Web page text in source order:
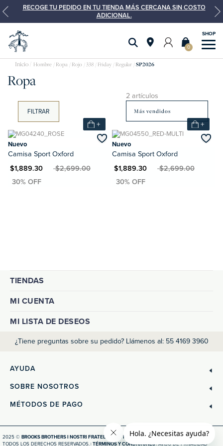
RECOGE TU PEDIDO EN TU TIENDA MÁS CERCANA SIN COSTO
ADICIONAL.
0
Hombre Ropa Rojo 338 Friday Regular SP2026
Ropa
FILTRAR
2 artículos
+
Nuevo
Camisa Sport Oxford
$1,889.30MXN $2,699.00
+
Nuevo
Camisa Sport Oxford
MXN $1,889.30MXN $2,699.00
TIENDAS
MI CUENTA
MI LISTA DE DESEOS
¿Tiene preguntas sobre su pedido? Llámenos al: 55 4169 3960
AYUDA
SOBRE NOSOTROS
MÉTODOS DE PAGO
2025 © BROOKS BROTHERS I NOSTRI FRATELLI S. DE R.L. DE C.V. - GRUPO AXO
TODOS LOS DERECHOS RESERVADOS. | TÉRMINOS Y CONDICIONES|AVISO DE PRIVACIDAD